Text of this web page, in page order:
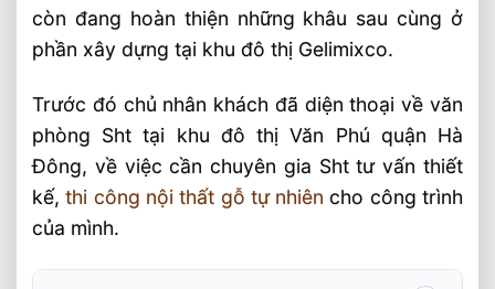
còn đang hoàn thiện những khâu sau cùng ở
phần xây dựng tại khu đô thị Gelimixco.
Trước đó chủ nhân khách đã diện thoại về văn
phòng Sht tại khu đô thị Văn Phú quận Hà
Đông, về việc cần chuyên gia Sht tư vấn thiết
kế,thi công nội thất gỗ tự nhiên cho công trình
của mình.